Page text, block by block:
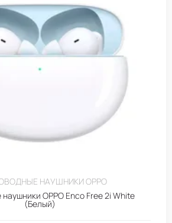
НАУШНИКИ OPPO
OPPO Enco Free 2i White
(Белый)